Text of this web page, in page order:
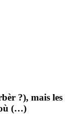
?), mais les
(…)